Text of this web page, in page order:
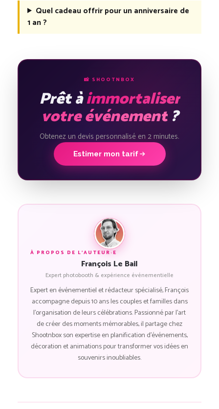
Quel cadeau offrir pour un anniversaire de
1 an ?
📸 SHOOTNBOX
Prêt àimmortaliser
votre événement?
Obtenez un devis personnalisé en 2 minutes.
Estimer mon tarif
À PROPOS DE L'AUTEUR·E
François Le Bail
Expert photobooth & expérience événementielle
Expert en événementiel et rédacteur spécialisé, François
accompagne depuis 10 ans les couples et familles dans
l'organisation de leurs célébrations. Passionné par l'art
de créer des moments mémorables, il partage chez
Shootnbox son expertise en planification d'événements,
décoration et animations pour transformer vos idées en
souvenirs inoubliables.